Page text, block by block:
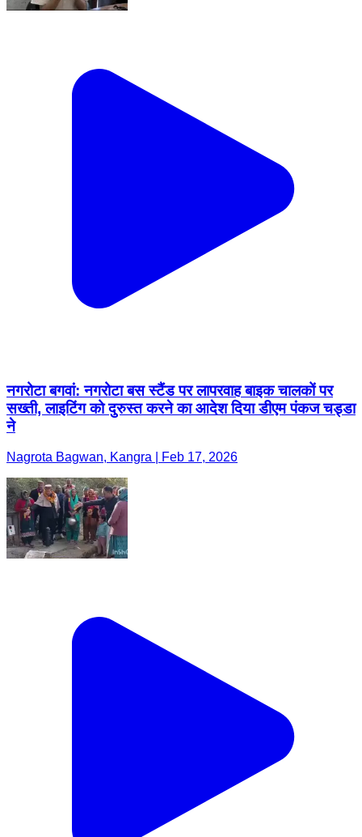
नगरोटा बगवां: नगरोटा बस स्टैंड पर लापरवाह बाइक चालकों पर
सख्ती, लाइटिंग को दुरुस्त करने का आदेश दिया डीएम पंकज चड्डा
ने
Nagrota Bagwan, Kangra | Feb 17, 2026